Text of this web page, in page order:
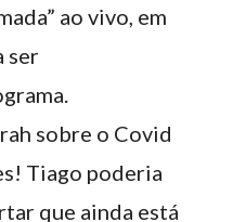
ao vivo, em
ser
sobre o Covid
Tiago poderia
que ainda está